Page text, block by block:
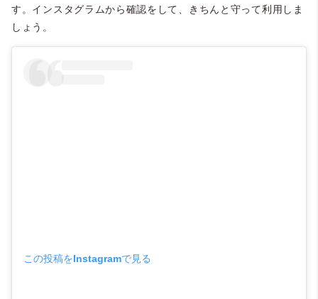
す。インスタグラムから確認をして、きちんと守って利用しま
しょう。
この投稿をInstagramで見る